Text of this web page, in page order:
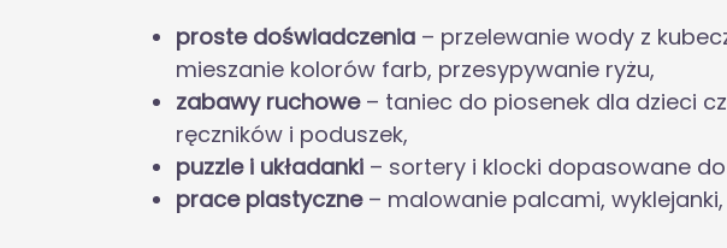
proste doświadczenia – przelewanie wody z
mieszanie kolorów farb, przesypywanie ryżu,
zabawy ruchowe– taniec do piosenek dla dzieci
ręczników i poduszek,
puzzle i układanki – sortery i klocki dopasowane
prace plastyczne– malowanie palcami,